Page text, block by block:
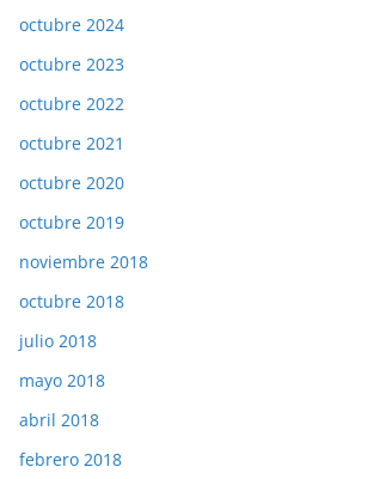
octubre 2024
octubre 2023
octubre 2022
octubre 2021
octubre 2020
octubre 2019
noviembre 2018
octubre 2018
julio 2018
mayo 2018
abril 2018
febrero 2018